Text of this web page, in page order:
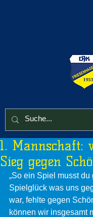
1. Mannschaft:
Sieg gegen
„So ein Spiel musst
Spielglück was uns
war, fehlte gegen
können wir insgesamt